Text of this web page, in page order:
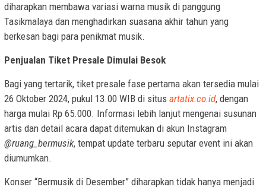
diharapkan membawa variasi warna musik di panggung
Tasikmalaya dan menghadirkan suasana akhir tahun yang
berkesan bagi para penikmat musik.
Penjualan Tiket Presale Dimulai Besok
Bagi yang tertarik, tiket presale fase pertama akan tersedia mulai
26 Oktober 2024, pukul 13.00 WIB di situs artatix.co.id, dengan
harga mulai Rp 65.000. Informasi lebih lanjut mengenai susunan
artis dan detail acara dapat ditemukan di akun Instagram
@ruang_bermusik, tempat update terbaru seputar event ini akan
diumumkan.
Konser “Bermusik di Desember” diharapkan tidak hanya menjadi